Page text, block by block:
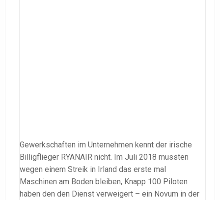
Gewerkschaften im Unternehmen kennt der irische
Billigflieger RYANAIR nicht. Im Juli 2018 mussten
wegen einem Streik in Irland das erste mal
Maschinen am Boden bleiben, Knapp 100 Piloten
haben den den Dienst verweigert – ein Novum in der